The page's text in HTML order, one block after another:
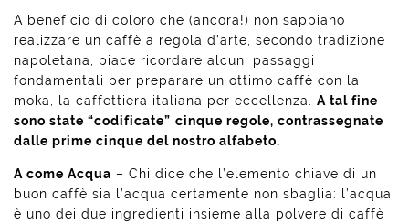
A beneficio di coloro che (ancora!) non sappiano
realizzare un caffè a regola d’arte, secondo tradizione
napoletana, piace ricordare alcuni passaggi
fondamentali per preparare un ottimo caffè con la
moka, la caffettiera italiana per eccellenza. A tal fine
sono state “codificate” cinque regole, contrassegnate
dalle prime cinque del nostro alfabeto.
A come Acqua – Chi dice che l’elemento chiave di un
buon caffè sia l’acqua certamente non sbaglia: l’acqua
è uno dei due ingredienti insieme alla polvere di caffè